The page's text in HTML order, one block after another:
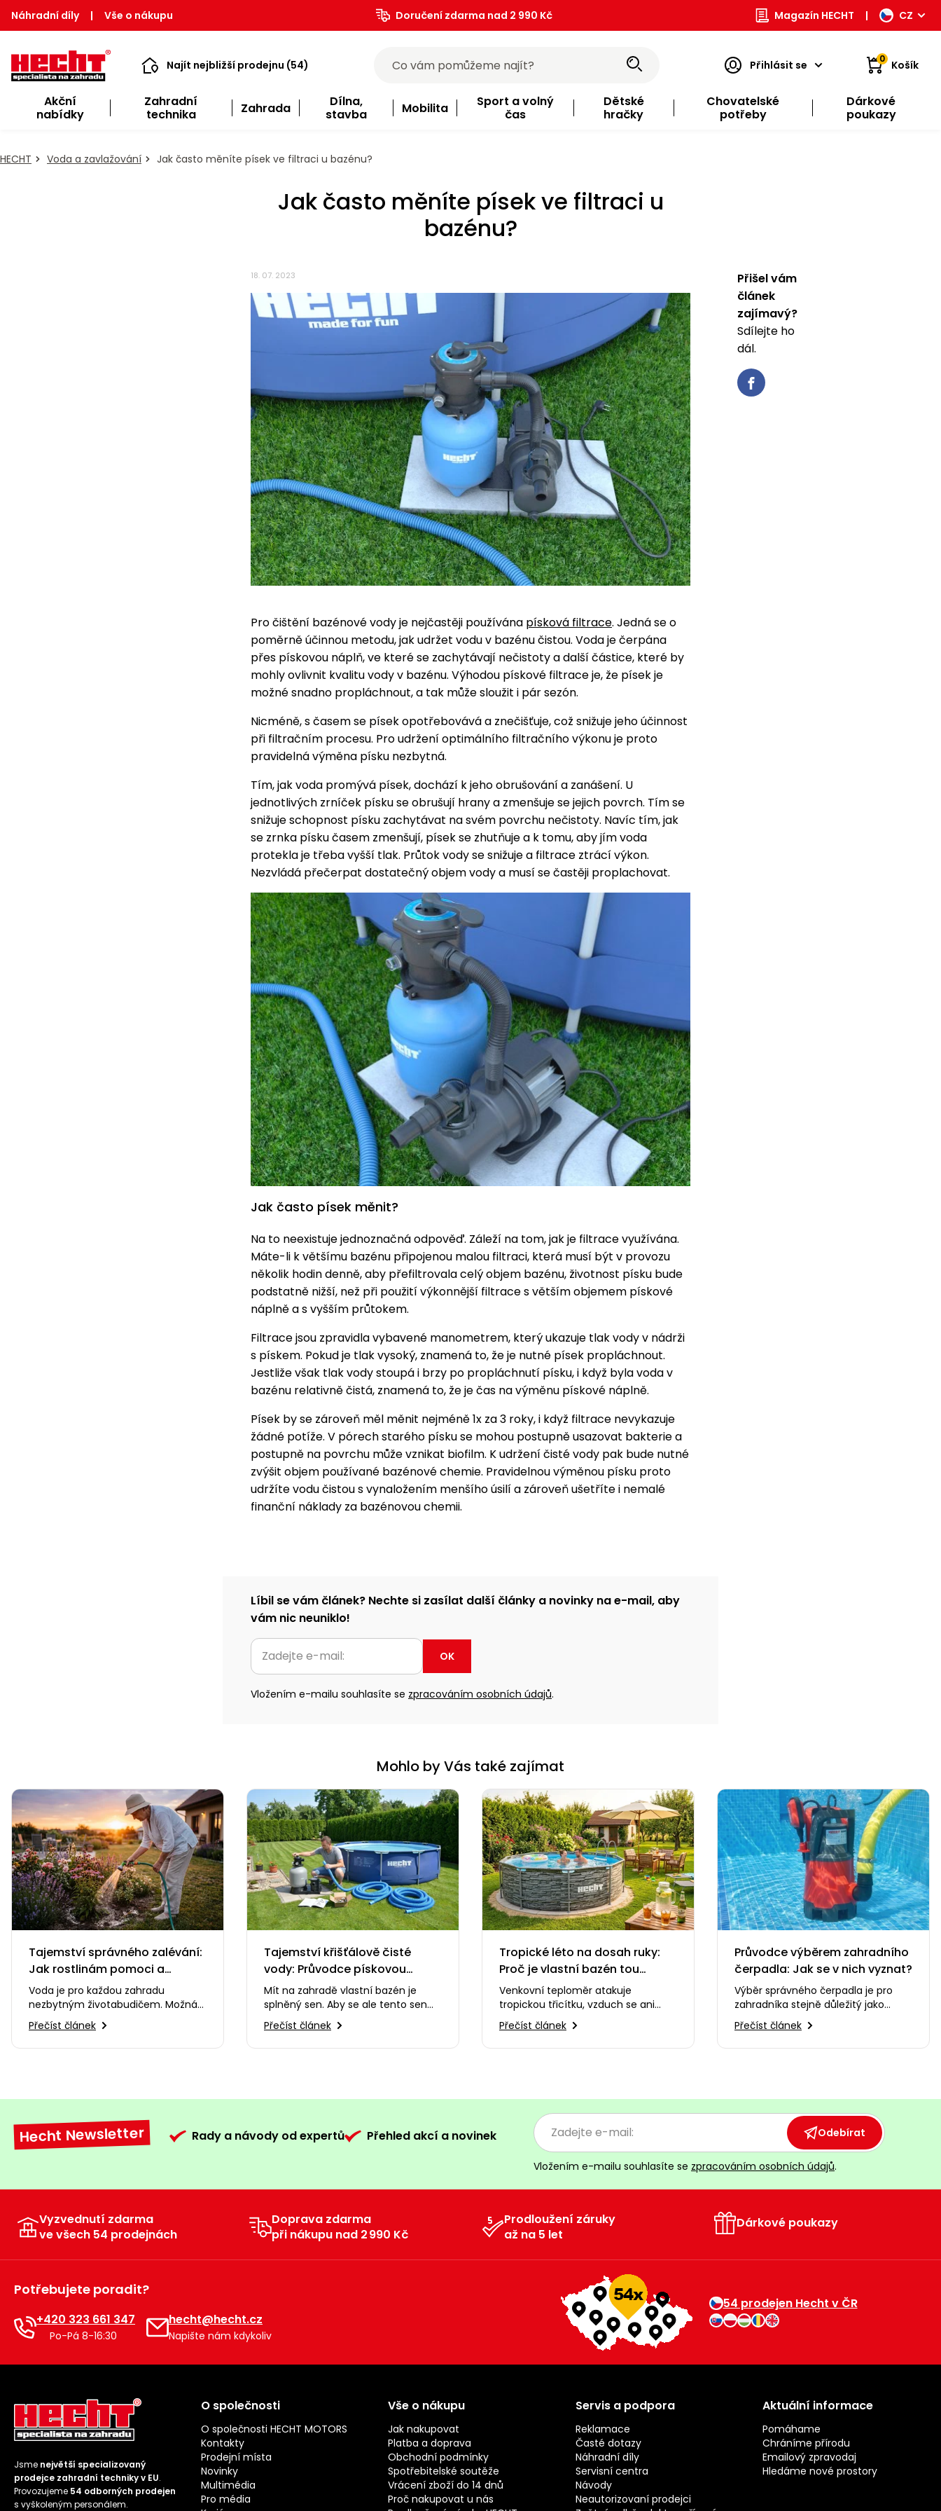
Náhradní díly | Vše o nákupu Doručení zdarma nad 2 990 Kč Magazín HECHT | CZ
Najít nejbližší prodejnu (54) Přihlásit se 0 Košík
Akční
nabídky
Zahradní
technika
Zahrada
Dílna,
stavba
Mobilita
Sport a volný
čas
Dětské
hračky
Chovatelské
potřeby
Dárkové
poukazy
HECHT Voda a zavlažování Jak často měníte písek ve filtraci u bazénu?
Jak často měníte písek ve filtraci u
bazénu?
18. 07. 2023
Pro čištění bazénové vody je nejčastěji používána písková filtrace. Jedná se o
poměrně účinnou metodu, jak udržet vodu v bazénu čistou. Voda je čerpána
přes pískovou náplň, ve které se zachytávají nečistoty a další částice, které by
mohly ovlivnit kvalitu vody v bazénu. Výhodou pískové filtrace je, že písek je
možné snadno propláchnout, a tak může sloužit i pár sezón.
Nicméně, s časem se písek opotřebovává a znečišťuje, což snižuje jeho účinnost
při filtračním procesu. Pro udržení optimálního filtračního výkonu je proto
pravidelná výměna písku nezbytná.
Tím, jak voda promývá písek, dochází k jeho obrušování a zanášení. U
jednotlivých zrníček písku se obrušují hrany a zmenšuje se jejich povrch. Tím se
snižuje schopnost písku zachytávat na svém povrchu nečistoty. Navíc tím, jak
se zrnka písku časem zmenšují, písek se zhutňuje a k tomu, aby jím voda
protekla je třeba vyšší tlak. Průtok vody se snižuje a filtrace ztrácí výkon.
Nezvládá přečerpat dostatečný objem vody a musí se častěji proplachovat.
Jak často písek měnit?
Na to neexistuje jednoznačná odpověď. Záleží na tom, jak je filtrace využívána.
Máte-li k většímu bazénu připojenou malou filtraci, která musí být v provozu
několik hodin denně, aby přefiltrovala celý objem bazénu, životnost písku bude
podstatně nižší, než při použití výkonnější filtrace s větším objemem pískové
náplně a s vyšším průtokem.
Filtrace jsou zpravidla vybavené manometrem, který ukazuje tlak vody v nádrži
s pískem. Pokud je tlak vysoký, znamená to, že je nutné písek propláchnout.
Jestliže však tlak vody stoupá i brzy po propláchnutí písku, i když byla voda v
bazénu relativně čistá, znamená to, že je čas na výměnu pískové náplně.
Písek by se zároveň měl měnit nejméně 1x za 3 roky, i když filtrace nevykazuje
žádné potíže. V pórech starého písku se mohou postupně usazovat bakterie a
postupně na povrchu může vznikat biofilm. K udržení čisté vody pak bude nutné
zvýšit objem používané bazénové chemie. Pravidelnou výměnou písku proto
udržíte vodu čistou s vynaložením menšího úsilí a zároveň ušetříte i nemalé
finanční náklady za bazénovou chemii.
Líbil se vám článek? Nechte si zasílat další články a novinky na e-mail, aby
vám nic neuniklo!
OK
Vložením e-mailu souhlasíte se zpracováním osobních údajů.
Přišel vám
článek
zajímavý?
Sdílejte ho
dál.
Mohlo by Vás také zajímat
Tajemství správného zalévání:
Jak rostlinám pomoci a
neublížit
Voda je pro každou zahradu
nezbytným životabudičem. Možná
vás ale překvapí, že nesprávný
způsob zalévání dokáže…
Přečíst článek
Tajemství křišťálově čisté
vody: Průvodce pískovou
filtrací pro úplné začátečníky
Mít na zahradě vlastní bazén je
splněný sen. Aby se ale tento sen
nezměnil v noční můru plnou zelené
a kalné vody,…
Přečíst článek
Tropické léto na dosah ruky:
Proč je vlastní bazén tou
nejlepší investicí?
Venkovní teploměr atakuje
tropickou třicítku, vzduch se ani
nehne a vy marně hledáte kousek
stínu. Představa, že se teď…
Přečíst článek
Průvodce výběrem zahradního
čerpadla: Jak se v nich vyznat?
Výběr správného čerpadla je pro
zahradníka stejně důležitý jako
výběr správného nářadí. Pokud ale
nejste odborníci na…
Přečíst článek
Hecht Newsletter Rady a návody od expertů Přehled akcí a novinek Odebírat
Vložením e-mailu souhlasíte se zpracováním osobních údajů.
Vyzvednutí zdarma
ve všech 54 prodejnách
Doprava zdarma
při nákupu nad 2 990 Kč
Prodloužení záruky
až na 5 let
Dárkové poukazy
Potřebujete poradit?
+420 323 661 347
Po-Pá 8-16:30
hecht@hecht.cz
Napište nám kdykoliv
54 prodejen Hecht v ČR
Jsme největší specializovaný
prodejce zahradní techniky v EU.
Provozujeme 54 odborných prodejen
s vyškoleným personálem.
O společnosti
O společnosti HECHT MOTORS
Kontakty
Prodejní místa
Novinky
Multimédia
Pro média
Vše o nákupu
Jak nakupovat
Platba a doprava
Obchodní podmínky
Spotřebitelské soutěže
Vrácení zboží do 14 dnů
Proč nakupovat u nás
Servis a podpora
Reklamace
Časté dotazy
Náhradní díly
Servisní centra
Návody
Neautorizovaní prodejci
Aktuální informace
Pomáhame
Chráníme přírodu
Emailový zpravodaj
Hledáme nové prostory